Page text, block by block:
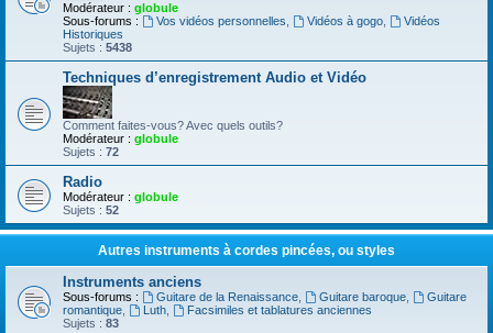
Modérateur : globule
Sous-forums :
Vos vidéos personnelles Vidéos à gogo,
Vidéos
Historiques
Sujets : 5438
Techniques d’enregistrement Audio et Vidéo
Comment faites-vous? Avec quels outils?
Modérateur : globule
Sujets : 72
Radio
Modérateur : globule
Sujets : 52
Autres instruments à cordes pincées, ou styles
Instruments anciens
Sous-forums : Guitare de la Renaissance, Guitare baroque,
Guitare
romantique
Luth,
Facsimiles et tablatures anciennes
Sujets : 83